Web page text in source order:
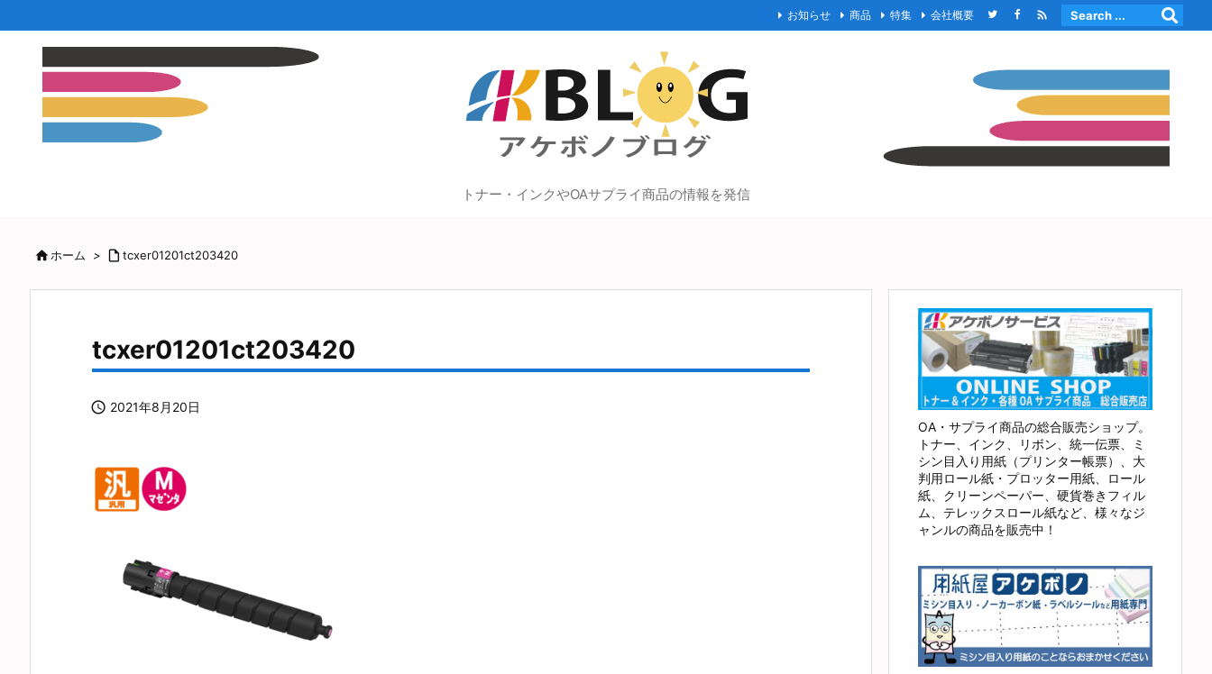
お知らせ 商品 特集 会社概要 
トナー・インクやOAサプライ商品の情報を発信
ホーム >  tcxer01201ct203420
tcxer01201ct203420
 2021年8月20日
OA・サプライ商品の総合販売ショップ。
トナー、インク、リボン、統一伝票、ミ
シン目入り用紙（プリンター帳票）、大
判用ロール紙・プロッター用紙、ロール
紙、クリーンペーパー、硬貨巻きフィル
ム、テレックスロール紙など、様々なジ
ャンルの商品を販売中！